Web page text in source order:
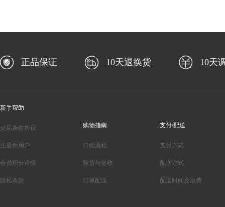
正品保证 10天退换货 10天
新手帮助
交易条款协议
注册新用户
会员积分详情
隐私条款
购物指南
订购流程
验货与签收
订单配送
支付/配送
支付方式
配送方式
配送时间及运费